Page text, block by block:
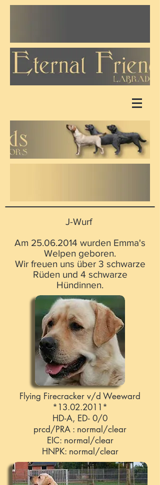
J-Wurf
Am 25.06.2014 wurden Emma's
Welpen geboren.
Wir freuen uns über 3 schwarze
Rüden und 4 schwarze
Hündinnen.
Flying Firecracker v/d Weeward
*13.02.2011*
HD-A, ED- 0/0
prcd/PRA : normal/clear
EIC: normal/clear
HNPK: normal/clear